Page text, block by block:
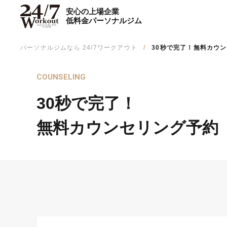
安心の上場企業
低料金パーソナルジム
パーソナルジムなら 24/7ワークアウト 30秒で完了！無料カウ
COUNSELING
30秒で完了！
無料カウンセリング予約